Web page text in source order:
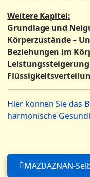
Weitere Kapitel:
Grundlage und
Körperzustände –
Beziehungen im
Hier können Sie das
harmonische
MAZDAZNAN-